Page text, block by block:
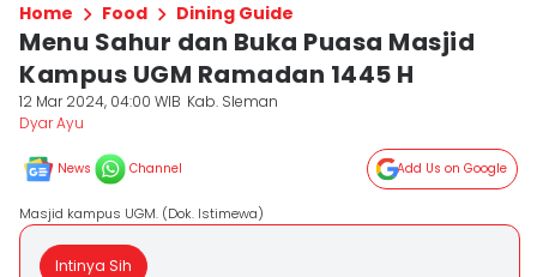
Home Food Dining Guide
Menu Sahur dan Buka Puasa Masjid
Kampus UGM Ramadan 1445 H
12 Mar 2024, 04:00 WIB Kab. Sleman
Dyar Ayu
News Channel Add Us on Google
Masjid kampus UGM. (Dok. Istimewa)
Intinya Sih